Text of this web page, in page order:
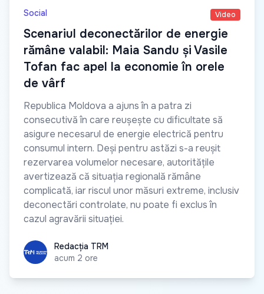
Social Video
Scenariul deconectărilor de energie
rămâne valabil: Maia Sandu și Vasile
Tofan fac apel la economie în orele
de vârf
Republica Moldova a ajuns în a patra zi
consecutivă în care reușește cu dificultate să
asigure necesarul de energie electrică pentru
consumul intern. Deși pentru astăzi s-a reușit
rezervarea volumelor necesare, autoritățile
avertizează că situația regională rămâne
complicată, iar riscul unor măsuri extreme, inclusiv
deconectări controlate, nu poate fi exclus în
cazul agravării situației.
Redacția TRM
Redacția TRM
acum 2 ore